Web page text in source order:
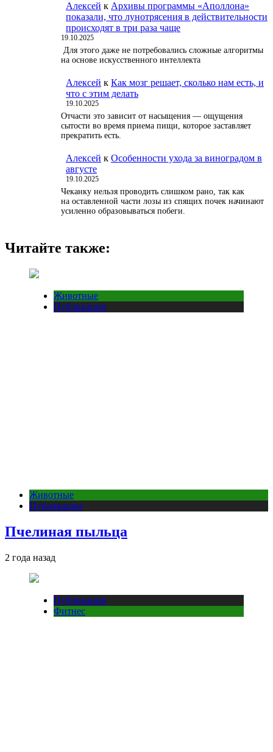
Алексей к Архивы программы «Аполлона»
показали, что лунотрясения в действительности
происходят в три раза чаще
19.10.2025
Для этого даже не потребовались сложные алгоритмы
на основе искусственного интеллекта
Алексей к Как мозг решает, сколько нам есть, и
что с этим делать
19.10.2025
Отчасти это зависит от насыщения — ощущения
сытости во время приема пищи, которое заставляет
прекратить есть.
Алексей к Особенности ухода за виноградом в
августе
19.10.2025
Чеканку нельзя проводить слишком рано, так как
на оставленной части лозы из спящих почек начинают
усиленно образовываться побеги.
Читайте также:
Животные
Публикации
Животные
Публикации
Пчелиная пыльца
2 года назад
Публикации
Фитнес